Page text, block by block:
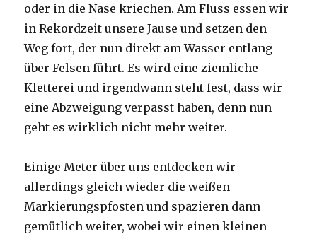
oder in die Nase kriechen. Am Fluss essen wir
in Rekordzeit unsere Jause und setzen den
Weg fort, der nun direkt am Wasser entlang
über Felsen führt. Es wird eine ziemliche
Kletterei und irgendwann steht fest, dass wir
eine Abzweigung verpasst haben, denn nun
geht es wirklich nicht mehr weiter.
Einige Meter über uns entdecken wir
allerdings gleich wieder die weißen
Markierungspfosten und spazieren dann
gemütlich weiter, wobei wir einen kleinen